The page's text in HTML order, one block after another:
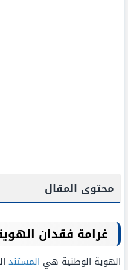
محتوى المقال
غرامة فقدان
الهوية الوطنية هي المستند